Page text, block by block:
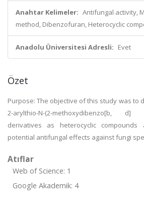
Anahtar Kelimeler: Antifungal activity,
method, Dibenzofuran, Heterocyclic
Anadolu Üniversitesi Adresli: Evet
Özet
Purpose: The objective of this study was to
2-arylthio-N-(2-methoxydibenzo[b, d]
derivatives as heterocyclic
potential antifungal effects against fungi
Atıflar
Web of Science: 1
Google Akademik: 4